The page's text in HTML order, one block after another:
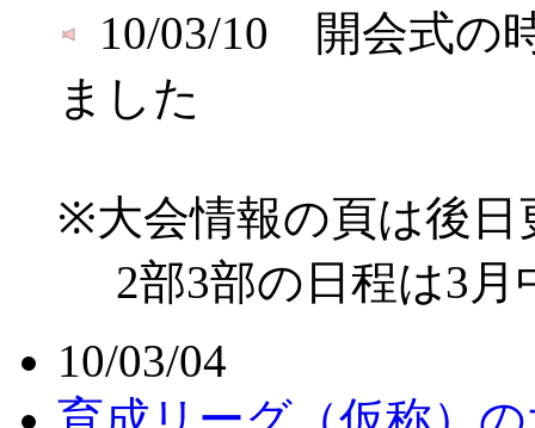
10/03/10 開会式の
ました
※大会情報の頁は後日
2部3部の日程は3月
10/03/04